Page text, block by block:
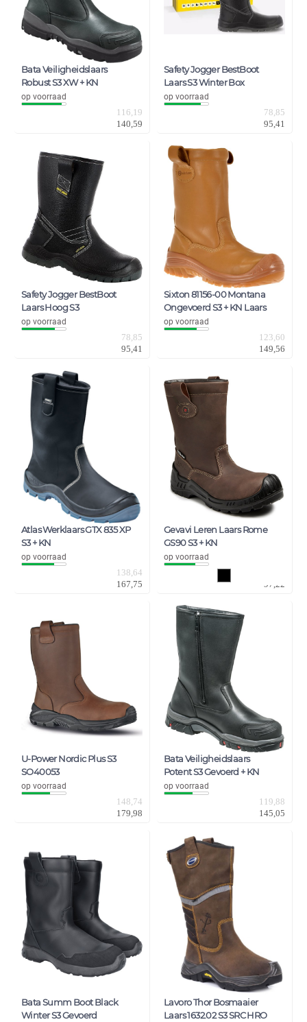
Bata Veiligheidslaars
Robust S3 XW + KN
op voorraad
116,19
140,59
Safety Jogger BestBoot
Laars S3 Winter Box
op voorraad
78,85
95,41
Safety Jogger BestBoot
Laars Hoog S3
op voorraad
78,85
95,41
Sixton 81156-00 Montana
Ongevoerd S3 + KN Laars
op voorraad
123,60
149,56
Atlas Werklaars GTX 835 XP
S3 + KN
op voorraad
138,64
167,75
Gevavi Leren Laars Rome
GS90 S3 + KN
op voorraad
97,22
U-Power Nordic Plus S3
SO40053
op voorraad
148,74
179,98
Bata Veiligheidslaars
Potent S3 Gevoerd + KN
op voorraad
119,88
145,05
Bata Summ Boot Black
Winter S3 Gevoerd
Lavoro Thor Bosmaaier
Laars 1632.02 S3 SRC HRO